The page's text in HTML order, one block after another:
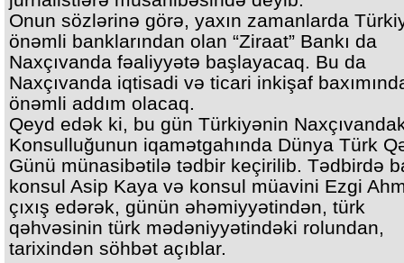
Onun sözlərinə görə, yaxın zamanlarda
önəmli banklarından olan “Ziraat” Bankı da
Naxçıvanda fəaliyyətə başlayacaq. Bu da
Naxçıvanda iqtisadi və ticari inkişaf
önəmli addım olacaq.
Qeyd edək ki, bu gün Türkiyənin
Konsulluğunun iqamətgahında Dünya Türk
Günü münasibətilə tədbir keçirilib. Tədbirdə
konsul Asip Kaya və konsul müavini Ezgi
çıxış edərək, günün əhəmiyyətindən, türk
qəhvəsinin türk mədəniyyətindəki rolundan,
tarixindən söhbət açıblar.